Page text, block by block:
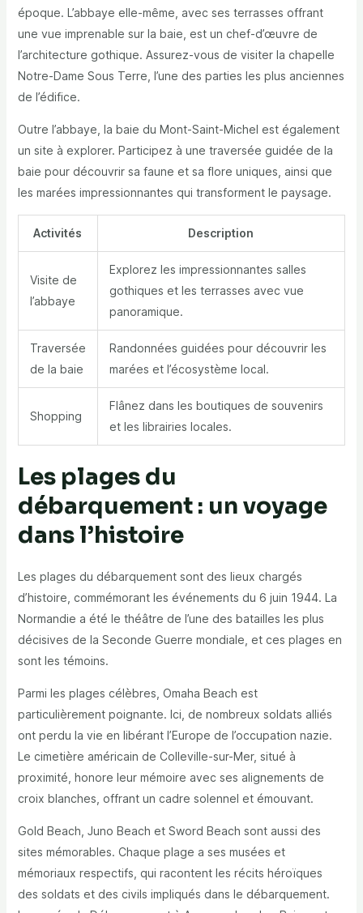
époque. L’abbaye elle-même, avec ses terrasses offrant
une vue imprenable sur la baie, est un chef-d’œuvre de
l’architecture gothique. Assurez-vous de visiter la chapelle
Notre-Dame Sous Terre, l’une des parties les plus anciennes
de l’édifice.
Outre l’abbaye, la baie du Mont-Saint-Michel est également
un site à explorer. Participez à une traversée guidée de la
baie pour découvrir sa faune et sa flore uniques, ainsi que
les marées impressionnantes qui transforment le paysage.
Activités Description
Visite de
l’abbaye
Explorez les impressionnantes salles
gothiques et les terrasses avec vue
panoramique.
Traversée
de la baie
Randonnées guidées pour découvrir les
marées et l’écosystème local.
Shopping
Flânez dans les boutiques de souvenirs
et les librairies locales.
Les plages du
débarquement : un voyage
dans l’histoire
Les plages du débarquement sont des lieux chargés
d’histoire, commémorant les événements du 6 juin 1944. La
Normandie a été le théâtre de l’une des batailles les plus
décisives de la Seconde Guerre mondiale, et ces plages en
sont les témoins.
Parmi les plages célèbres, Omaha Beach est
particulièrement poignante. Ici, de nombreux soldats alliés
ont perdu la vie en libérant l’Europe de l’occupation nazie.
Le cimetière américain de Colleville-sur-Mer, situé à
proximité, honore leur mémoire avec ses alignements de
croix blanches, offrant un cadre solennel et émouvant.
Gold Beach, Juno Beach et Sword Beach sont aussi des
sites mémorables. Chaque plage a ses musées et
mémoriaux respectifs, qui racontent les récits héroïques
des soldats et des civils impliqués dans le débarquement.